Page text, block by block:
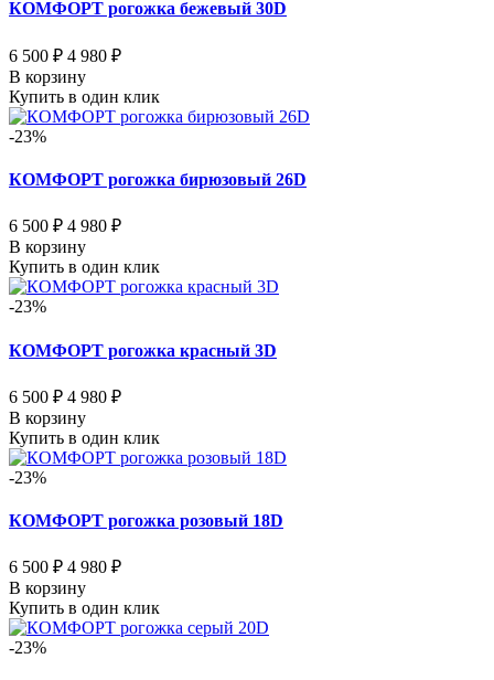
КОМФОРТ рогожка бежевый 30D
6 500 ₽ 4 980 ₽
В корзину
Купить в один клик
-23%
КОМФОРТ рогожка бирюзовый 26D
6 500 ₽ 4 980 ₽
В корзину
Купить в один клик
-23%
КОМФОРТ рогожка красный 3D
6 500 ₽ 4 980 ₽
В корзину
Купить в один клик
-23%
КОМФОРТ рогожка розовый 18D
6 500 ₽ 4 980 ₽
В корзину
Купить в один клик
-23%